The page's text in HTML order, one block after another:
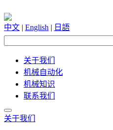
中文 | English | 日語
关于我们
机械自动化
机械知识
联系我们
关于我们